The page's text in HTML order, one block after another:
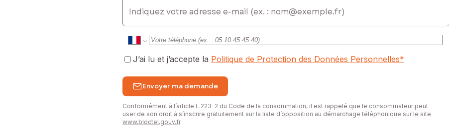
J’ai lu et j’accepte la Politique de Protection des Données Personnelles*
Envoyer ma demande
Conformément à l’article L.223-2 du Code de la consommation, il est rappelé que le consommateur peut
user de son droit à s’inscrire gratuitement sur la liste d’opposition au démarchage téléphonique sur le site
www.bloctel.gouv.fr.